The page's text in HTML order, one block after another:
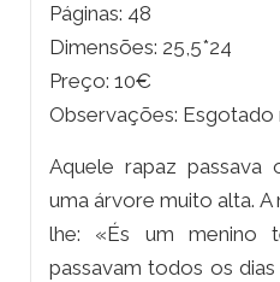
Páginas: 48
Dimensões: 25,5*24
Preço: 10€
Observações:
Aquele rapaz
uma árvore muito alta. A
lhe: «És um menino
passavam todos os